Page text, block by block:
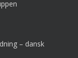
– dansk